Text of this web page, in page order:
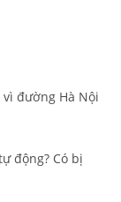
đường Hà Nội
động? Có bị